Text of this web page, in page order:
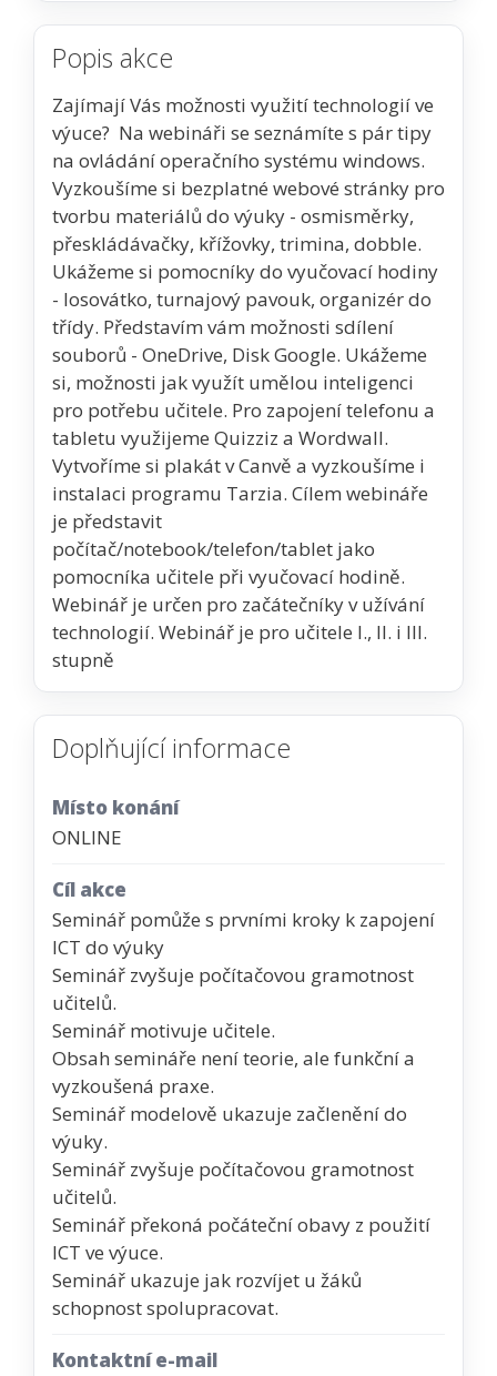
Popis akce
Zajímají Vás možnosti využití technologií ve
výuce? Na webináři se seznámíte s pár tipy
na ovládání operačního systému windows.
Vyzkoušíme si bezplatné webové stránky pro
tvorbu materiálů do výuky - osmisměrky,
přeskládávačky, křížovky, trimina, dobble.
Ukážeme si pomocníky do vyučovací hodiny
- losovátko, turnajový pavouk, organizér do
třídy. Představím vám možnosti sdílení
souborů - OneDrive, Disk Google. Ukážeme
si, možnosti jak využít umělou inteligenci
pro potřebu učitele. Pro zapojení telefonu a
tabletu využijeme Quizziz a Wordwall.
Vytvoříme si plakát v Canvě a vyzkoušíme i
instalaci programu Tarzia. Cílem webináře
je představit
počítač/notebook/telefon/tablet jako
pomocníka učitele při vyučovací hodině.
Webinář je určen pro začátečníky v užívání
technologií. Webinář je pro učitele I., II. i III.
stupně
Doplňující informace
Místo konání
ONLINE
Cíl akce
Seminář pomůže s prvními kroky k zapojení
ICT do výuky
Seminář zvyšuje počítačovou gramotnost
učitelů.
Seminář motivuje učitele.
Obsah semináře není teorie, ale funkční a
vyzkoušená praxe.
Seminář modelově ukazuje začlenění do
výuky.
Seminář zvyšuje počítačovou gramotnost
učitelů.
Seminář překoná počáteční obavy z použití
ICT ve výuce.
Seminář ukazuje jak rozvíjet u žáků
schopnost spolupracovat.
Kontaktní e-mail